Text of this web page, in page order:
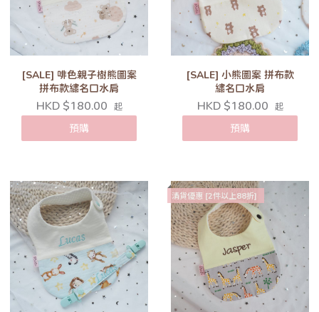
[SALE] 啡色親子樹熊圖案
拼布款繡名口水肩
HKD $180.00 起
預購
[SALE] 小熊圖案 拼布款
繡名口水肩
HKD $180.00 起
預購
清貨優惠 [2件以上88折]